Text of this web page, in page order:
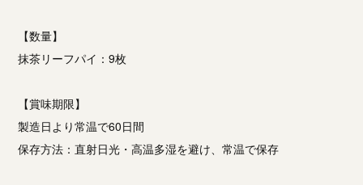
【数量】
抹茶リーフパイ：9枚
【賞味期限】
製造日より常温で60日間
保存方法：直射日光・高温多湿を避け、常温で保存